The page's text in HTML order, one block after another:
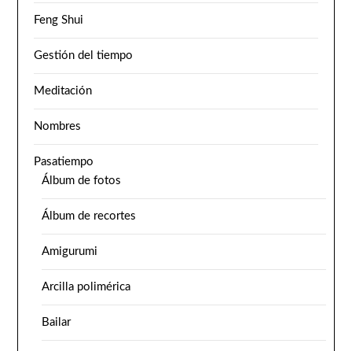
Feng Shui
Gestión del tiempo
Meditación
Nombres
Pasatiempo
Álbum de fotos
Álbum de recortes
Amigurumi
Arcilla polimérica
Bailar